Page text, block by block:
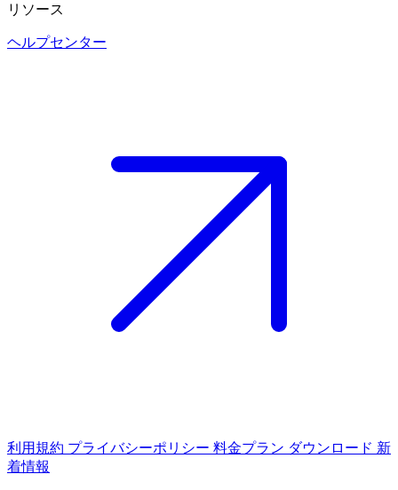
リソース
ヘルプセンター
利用規約 プライバシーポリシー 料金プラン ダウンロード 新
着情報